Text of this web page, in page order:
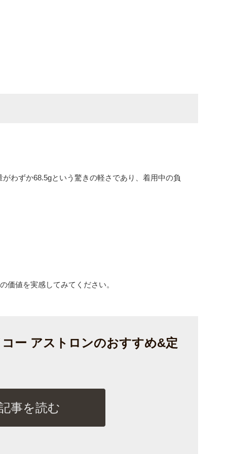
わずか68.5gという驚きの軽さであり、着用中の負
価値を実感してみてください。
コー アストロンのおすすめ&定
事を読む